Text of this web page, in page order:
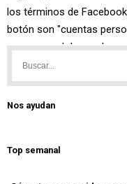
Nos ayudan
Top semanal